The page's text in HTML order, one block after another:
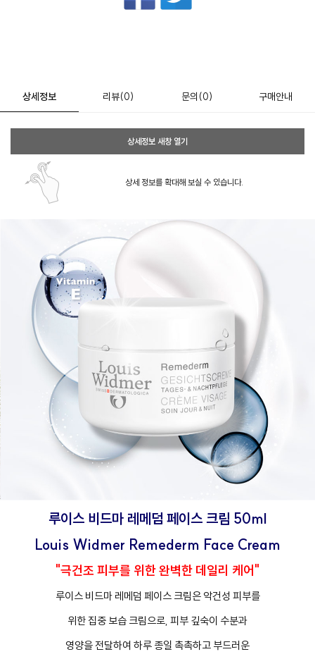
상세정보 리뷰(0) 문의 (0) 구매안내
상세정보 새창 열기
상세 정보를 확대해 보실 수 있습니다.
루이스 비드마 레메덤 페이스 크림 50ml
Louis Widmer Remederm Face Cream
"극건조 피부를 위한 완벽한 데일리 케어"
루이스 비드마 레메덤 페이스 크림은 악건성 피부를
위한 집중 보습 크림으로, 피부 깊숙이 수분과
영양을 전달하여 하루 종일 촉촉하고 부드러운